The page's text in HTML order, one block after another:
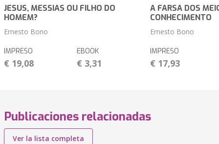
JESUS, MESSIAS OU FILHO DO
HOMEM?
Ernesto Bono
IMPRESO
€ 19,08
EBOOK
€ 3,31
A FARSA DOS
CONHECIMENTO
Ernesto Bono
IMPRESO
€ 17,93
Publicaciones relacionadas
Ver la lista completa